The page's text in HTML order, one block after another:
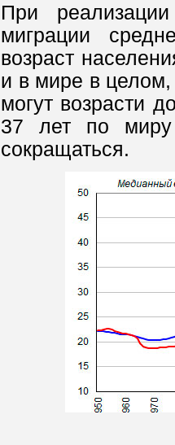
При
миграции
возраст
и в мире в
могут возрасти
37 лет по миру
сокращаться.